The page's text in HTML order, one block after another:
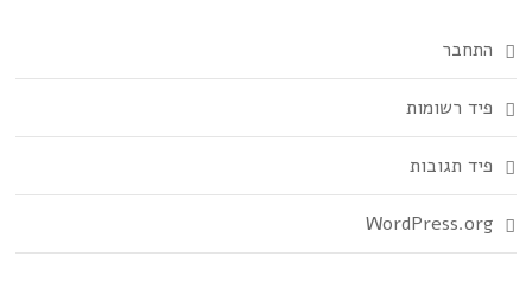
התחבר
פיד רשומות
פיד תגובות
WordPress.org